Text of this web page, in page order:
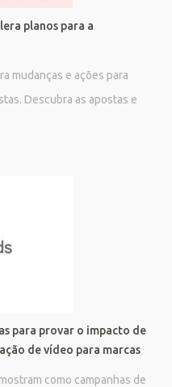
planos para a
mudanças e ações para
Descubra as apostas e
para provar o impacto de
de vídeo para marcas
como campanhas de